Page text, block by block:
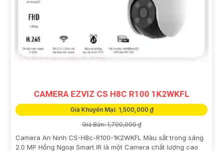
CAMERA EZVIZ CS H8C R100 1K2WKFL
Giá Khuyến Mại: 1,500,000 ₫
Giá Bán: 1,700,000 ₫
Camera An Ninh CS-H8c-R100-1K2WKFL Màu sắt trong sáng
2.0 MP Hồng Ngoại Smart IR là một Camera chất lượng cao